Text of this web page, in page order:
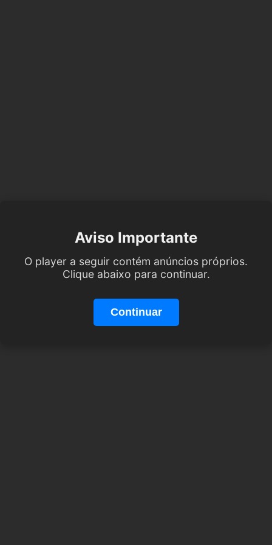
Aviso Importante
O player a seguir contém anúncios próprios.
Clique abaixo para continuar.
Continuar